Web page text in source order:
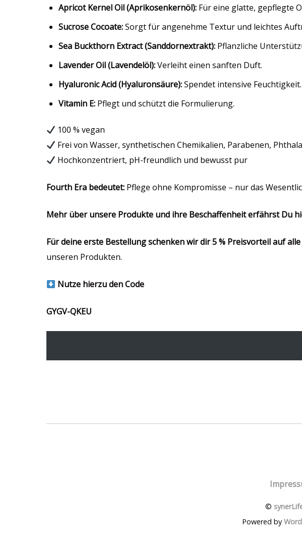
Apricot Kernel Oil (Aprikosenkernöl): Für eine glatte, gepflegte
Sucrose Cocoate:Sorgt für angenehme Textur und leichtes
Sea Buckthorn Extract (Sanddornextrakt): Pflanzliche
Lavender Oil (Lavendelöl):Verleiht einen sanften Duft.
Hyaluronic Acid (Hyaluronsäure):Spendet intensive Feuchtigkeit.
Vitamin E: Pflegt und schützt die Formulierung.
100 % vegan
Frei von Wasser, synthetischen Chemikalien, Parabenen,
Hochkonzentriert, pH-freundlich und bewusst pur
Fourth Era bedeutet: Pflege ohne Kompromisse – nur das
Mehr über unsere Produkte und ihre Beschaffenheit erfährst Du
Für deine erste Bestellung schenken wir dir 5 % Preisvorteil auf
unseren Produkten.
Nutze hierzu den Code
GYGV-QKEU
©
Powered by